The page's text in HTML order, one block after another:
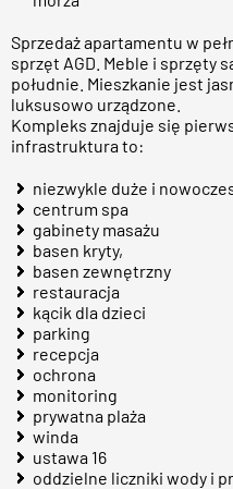
Sprzedaż apartamentu w
sprzęt AGD. Meble i sprzęty
południe. Mieszkanie jest
luksusowo urządzone.
Kompleks znajduje się
infrastruktura to:
niezwykle duże i
centrum spa
gabinety masażu
basen kryty,
basen zewnętrzny
restauracja
kącik dla dzieci
parking
recepcja
ochrona
monitoring
prywatna plaża
winda
ustawa 16
oddzielne liczniki wody i